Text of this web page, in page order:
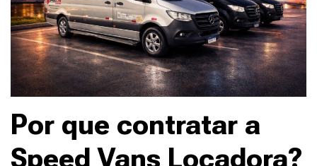
Por que contratar a
Speed Vans Locadora?